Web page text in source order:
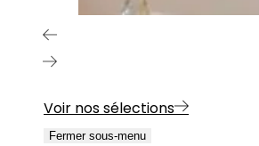
Voir nos sélections
Fermer sous-menu